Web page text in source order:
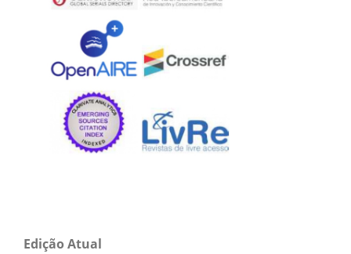
Edição Atual